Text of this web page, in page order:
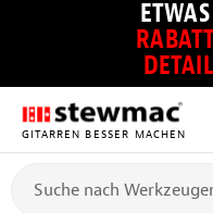
GITARREN BESSER MACHEN